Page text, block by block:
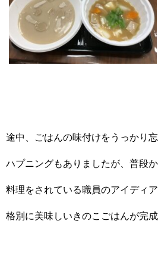
途中、ごはんの味付けをうっかり
ハプニングもありましたが、普段
料理をされている職員のアイディア
格別に美味しいきのこごはんが完